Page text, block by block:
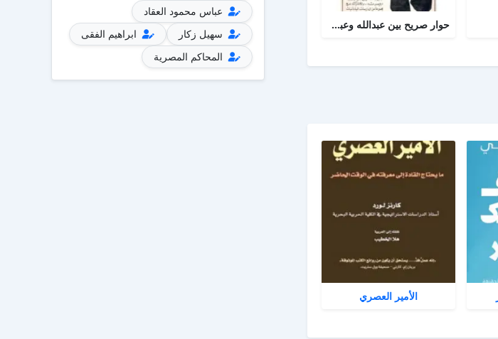
حوار صريح بين عبدالله وعبدالمسيح
الأمير العصري
عباس محمود العقاد
سهيل زكار
ابراهيم الفقى
المحاكم المصرية